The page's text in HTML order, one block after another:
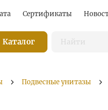
Сертификаты
Каталог
Подвесные унитазы